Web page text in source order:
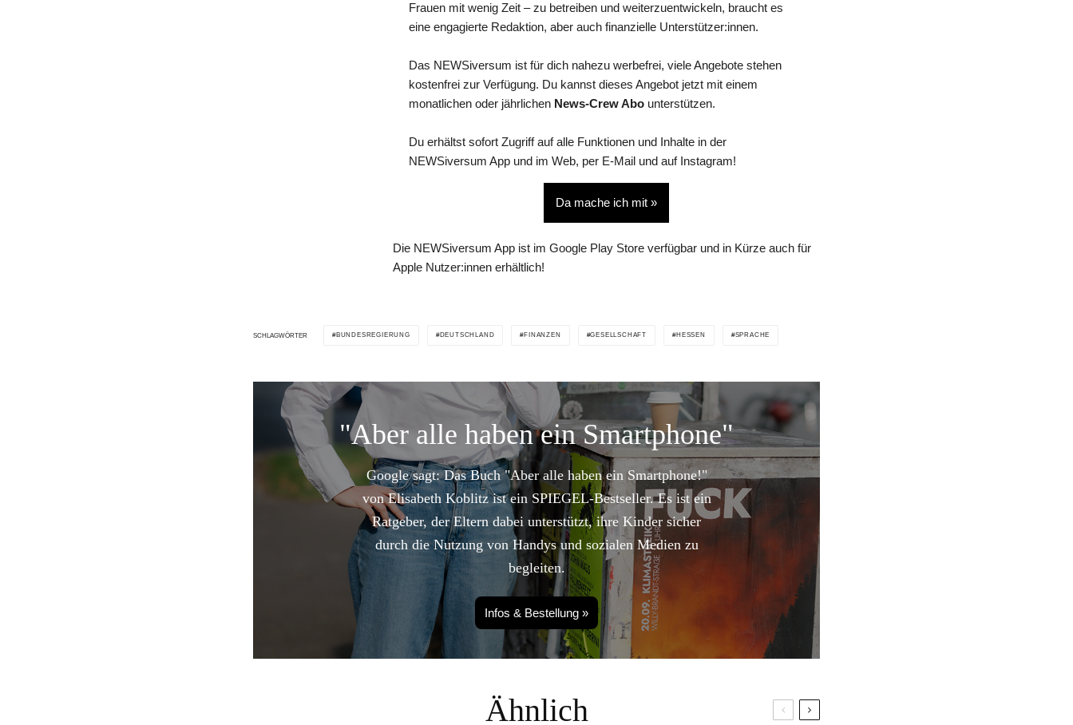
Frauen mit wenig Zeit – zu betreiben und weiterzuentwickeln, braucht es
eine engagierte Redaktion, aber auch finanzielle Unterstützer:innen.
Das NEWSiversum ist für dich nahezu werbefrei, viele Angebote stehen
kostenfrei zur Verfügung. Du kannst dieses Angebot jetzt mit einem
monatlichen oder jährlichen News-Crew Abo unterstützen.
Du erhältst sofort Zugriff auf alle Funktionen und Inhalte in der
NEWSiversum App und im Web, per E-Mail und auf Instagram!
Da mache ich mit »
Die NEWSiversum App ist im Google Play Store verfügbar und in Kürze auch für
Apple Nutzer:innen erhältlich!
SCHLAGWÖRTER BUNDESREGIERUNG DEUTSCHLAND FINANZEN GESELLSCHAFT HESSEN SPRACHE
"Aber alle haben ein Smartphone"
Google sagt: Das Buch "Aber alle haben ein Smartphone!"
von Elisabeth Koblitz ist ein SPIEGEL-Bestseller. Es ist ein
Ratgeber, der Eltern dabei unterstützt, ihre Kinder sicher
durch die Nutzung von Handys und sozialen Medien zu
begleiten.
Infos & Bestellung »
Ähnlich